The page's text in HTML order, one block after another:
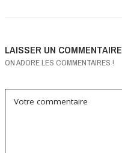
LAISSER UN COMMENTAIRE
ON ADORE LES COMMENTAIRES !
Votre commentaire